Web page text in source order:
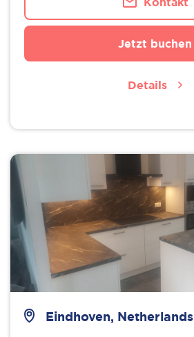
Jetzt buchen
Details
Eindhoven, Netherlands